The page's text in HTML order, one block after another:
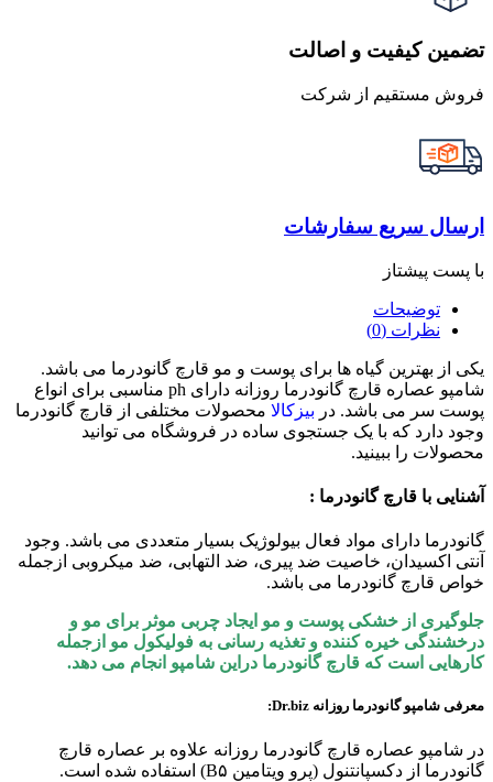
تضمین کیفیت و اصالت
فروش مستقیم از شرکت
ارسال سریع سفارشات
با پست پیشتاز
توضیحات
نظرات (0)
یکی از بهترین گیاه ها برای پوست و مو قارچ گانودرما می باشد.
شامپو عصاره قارچ گانودرما روزانه دارای ph مناسبی برای انواع
پوست سر می باشد. در بیزکالا محصولات مختلفی از قارچ گانودرما
وجود دارد که با یک جستجوی ساده در فروشگاه می توانید
محصولات را ببینید.
آشنایی با قارچ گانودرما :
گانودرما دارای مواد فعال بیولوژیک بسیار متعددی می باشد. وجود
آنتی اکسیدان، خاصیت ضد پیری، ضد التهابی، ضد میکروبی ازجمله
خواص قارچ گانودرما می باشد.
جلوگیری از خشکی پوست و مو ایجاد چربی موثر برای مو و
درخشندگی خیره کننده و تغذیه رسانی به فولیکول مو ازجمله
کارهایی است که قارچ گانودرما دراین شامپو انجام می دهد.
معرفی شامپو گانودرما روزانه Dr.biz:
در شامپو عصاره قارچ گانودرما روزانه علاوه بر عصاره قارچ
گانودرما از دکسپانتنول (پرو ویتامین B۵) استفاده شده است.